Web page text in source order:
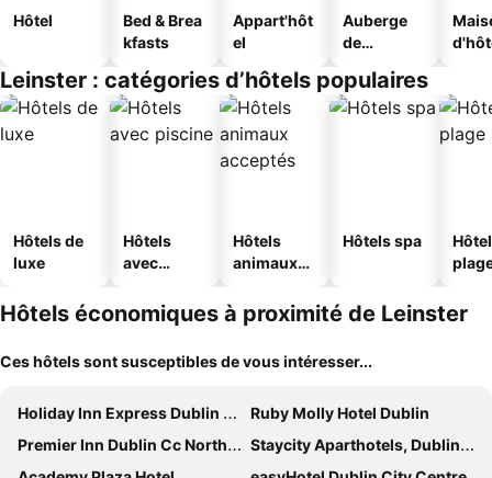
Hôtel
Bed & Brea
kfasts
Appart'hôt
el
Auberge
de
Leinster : catégories d’hôtels populaires
Hôtels de
luxe
Hôtels
avec
Hôtels
animaux
Hôtels spa
Hôtels économiques à proximité de Leinster
Ces hôtels sont susceptibles de vous intéresser...
Holiday Inn Express Dublin City Centre By Ihg
Ruby Molly Hotel Dublin
Premier Inn Dublin Cc North Docklands
Staycity Aparthotels, Dublin, City Centre